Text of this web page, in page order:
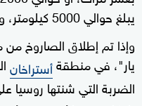
يبلغ حوالي 5000 كيلومتر، وفقا لمصادر عسكرية روسية.
وإذا تم إطلاق الصاروخ
يار"، في منطقةأستراخان
الضربة التي شنتها روسيا